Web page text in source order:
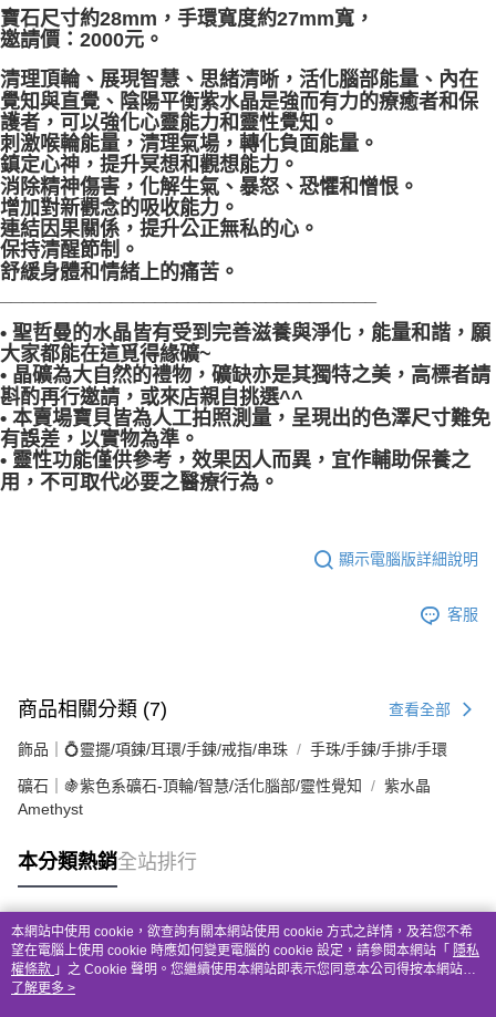
每筆NT$80，滿NT$3,000(含以上)免運費
免運費
寶石尺寸約28mm，手環寬度約27mm寬，
邀請價：2000元。
清理頂輪、展現智慧、思緒清晰，活化腦部能量、內在
覺知與直覺、陰陽平衡紫水晶是強而有力的療癒者和保
護者，可以強化心靈能力和靈性覺知。
刺激喉輪能量，清理氣場，轉化負面能量。
鎮定心神，提升冥想和觀想能力。
消除精神傷害，化解生氣、暴怒、恐懼和憎恨。
增加對新觀念的吸收能力。
連結因果關係，提升公正無私的心。
保持清醒節制。
舒緩身體和情緒上的痛苦。
• 聖哲曼的水晶皆有受到完善滋養與淨化，能量和諧，願
大家都能在這覓得緣礦~
• 晶礦為大自然的禮物，礦缺亦是其獨特之美，高標者請
斟酌再行邀請，或來店親自挑選^^
• 本賣場寶貝皆為人工拍照測量，呈現出的色澤尺寸難免
有誤差，以實物為準。
• 靈性功能僅供參考，效果因人而異，宜作輔助保養之
用，不可取代必要之醫療行為。
顯示電腦版詳細說明
客服
商品相關分類 (7) 查看全部
飾品｜💍靈擺/項鍊/耳環/手鍊/戒指/串珠 手珠/手鍊/手排/手環
礦石｜🍇紫色系礦石-頂輪/智慧/活化腦部/靈性覺知
紫水晶
Amethyst
本分類熱銷全站排行
熱門標籤
本網站中使用 cookie，欲查詢有關本網站使用 cookie 方式之詳情，及若您不希
望在電腦上使用 cookie 時應如何變更電腦的 cookie 設定，請參閱本網站「 隱私
權條款 」之 Cookie 聲明。您繼續使用本網站即表示您同意本公司得按本網站使
用條款之 Cookie 聲明使用 cookie。
了解更多 >